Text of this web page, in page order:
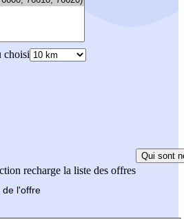
choisi
recharge la liste des offres
Qui sont
de l'offre